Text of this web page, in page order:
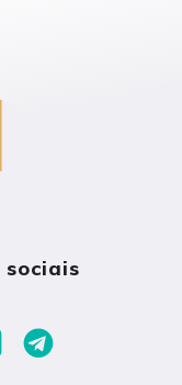
sociais